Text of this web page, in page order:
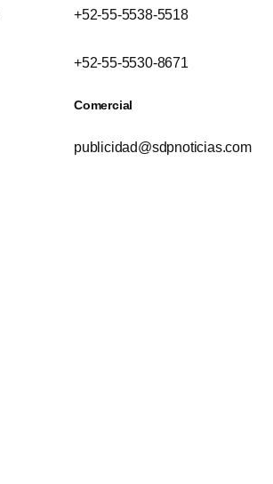
+52-55-5538-5518
+52-55-5530-8671
Comercial
publicidad@sdpnoticias.com